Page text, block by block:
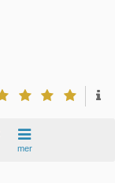
mer